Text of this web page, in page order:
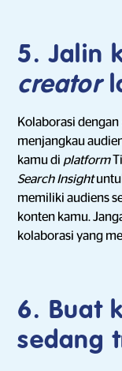
5. Jalin
creator
Kolaborasi dengan
menjangkau
kamu di platform
Search Insight
memiliki audiens
konten kamu.
kolaborasi yang
6. Buat
sedang